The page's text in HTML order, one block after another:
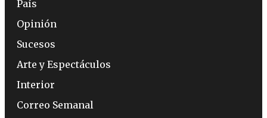
País
Opinión
Sucesos
Arte y Espectáculos
Interior
Correo Semanal